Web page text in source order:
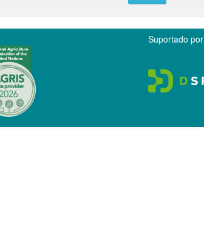
Suportado por